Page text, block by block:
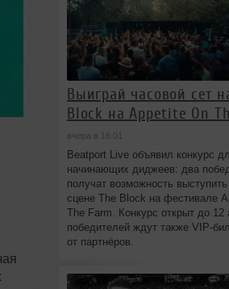
Выиграй часовой сет
Block на Appetite On
вчера в 16:01
Beatport Live объявил конкурс
начинающих диджеев: два
получат возможность выступить
сцене The Block на фестивале
The Farm. Конкурс открыт до 12
победителей ждут также
от партнёров.